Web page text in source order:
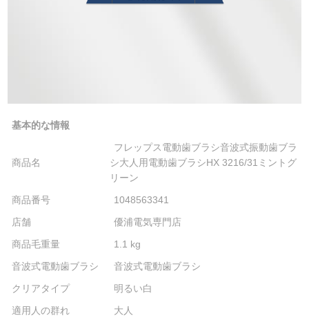
基本的な情報
商品名
フレップス電動歯ブラシ音波式振動歯ブラ
シ大人用電動歯ブラシHX 3216/31ミントグ
リーン
商品番号
1048563341
店舗
優浦電気専門店
商品毛重量
1.1 kg
音波式電動歯ブラシ
音波式電動歯ブラシ
クリアタイプ
明るい白
適用人の群れ
大人